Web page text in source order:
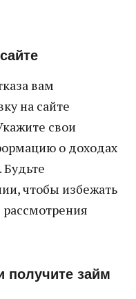
вам
на сайте
свои
о доходах
чтобы избежать
получите займ